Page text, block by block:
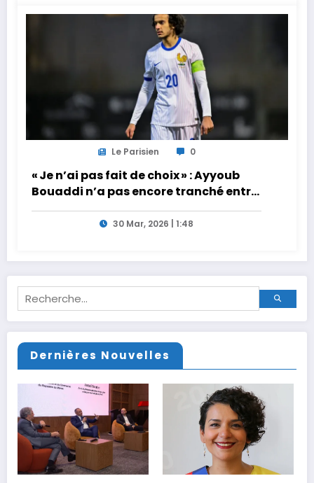
Le Parisien 0
« Je n’ai pas fait de choix » : Ayyoub
Bouaddi n’a pas encore tranché entre
la France et le Maroc
30 Mar, 2026 | 1:48
Dernières Nouvelles